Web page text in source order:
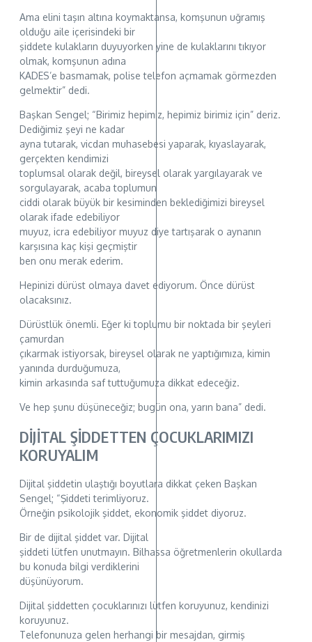
Ama elini taşın altına koymaktansa, komşunun uğramış
olduğu aile içerisindeki bir
şiddete kulakların duyuyorken yine de kulaklarını tıkıyor
olmak, komşunun adına
KADES’e basmamak, polise telefon açmamak görmezden
gelmektir” dedi.
Başkan Sengel; “Birimiz hepimiz, hepimiz birimiz için” deriz.
Dediğimiz şeyi ne kadar
ayna tutarak, vicdan muhasebesi yaparak, kıyaslayarak,
gerçekten kendimizi
toplumsal olarak değil, bireysel olarak yargılayarak ve
sorgulayarak, acaba toplumun
ciddi olarak büyük bir kesiminden beklediğimizi bireysel
olarak ifade edebiliyor
muyuz, icra edebiliyor muyuz diye tartışarak o aynanın
karşısına kaç kişi geçmiştir
ben onu merak ederim.
Hepinizi dürüst olmaya davet ediyorum. Önce dürüst
olacaksınız.
Dürüstlük önemli. Eğer ki toplumu bir noktada bir şeyleri
çamurdan
çıkarmak istiyorsak, bireysel olarak ne yaptığımıza, kimin
yanında durduğumuza,
kimin arkasında saf tuttuğumuza dikkat edeceğiz.
Ve hep şunu düşüneceğiz; bugün ona, yarın bana” dedi.
DİJİTAL ŞİDDETTEN ÇOCUKLARIMIZI
KORUYALIM
Dijital şiddetin ulaştığı boyutlara dikkat çeken Başkan
Sengel; “Şiddeti terimliyoruz.
Örneğin psikolojik şiddet, ekonomik şiddet diyoruz.
Bir de dijital şiddet var. Dijital
şiddeti lütfen unutmayın. Bilhassa öğretmenlerin okullarda
bu konuda bilgi verdiklerini
düşünüyorum.
Dijital şiddetten çocuklarınızı lütfen koruyunuz, kendinizi
koruyunuz.
Telefonunuza gelen herhangi bir mesajdan, girmiş